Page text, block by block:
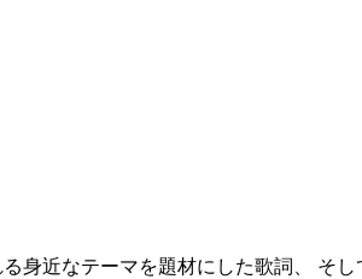
身近なテーマを題材にした歌詞、 そ